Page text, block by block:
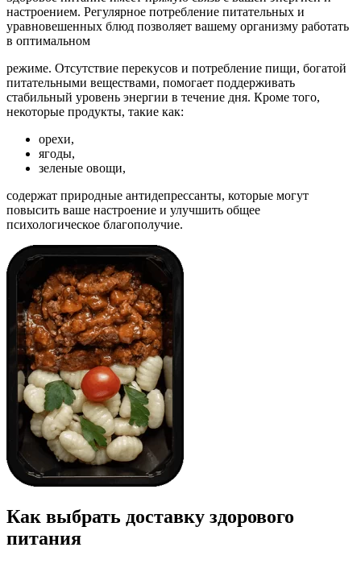
настроением. Регулярное потребление питательных и
уравновешенных блюд позволяет вашему организму работать
в оптимальном
режиме. Отсутствие перекусов и потребление пищи, богатой
питательными веществами, помогает поддерживать
стабильный уровень энергии в течение дня. Кроме того,
некоторые продукты, такие как:
орехи,
ягоды,
зеленые овощи,
содержат природные антидепрессанты, которые могут
повысить ваше настроение и улучшить общее
психологическое благополучие.
Как выбрать доставку здорового
питания